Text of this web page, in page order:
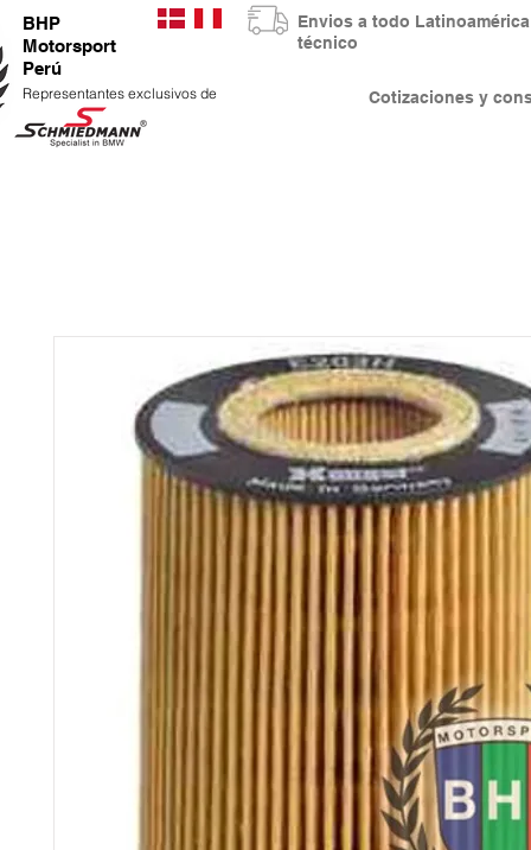
BHP
Motorsport
Perú
Representantes exclusivos de Cotizaciones y
Envios a todo
técnico